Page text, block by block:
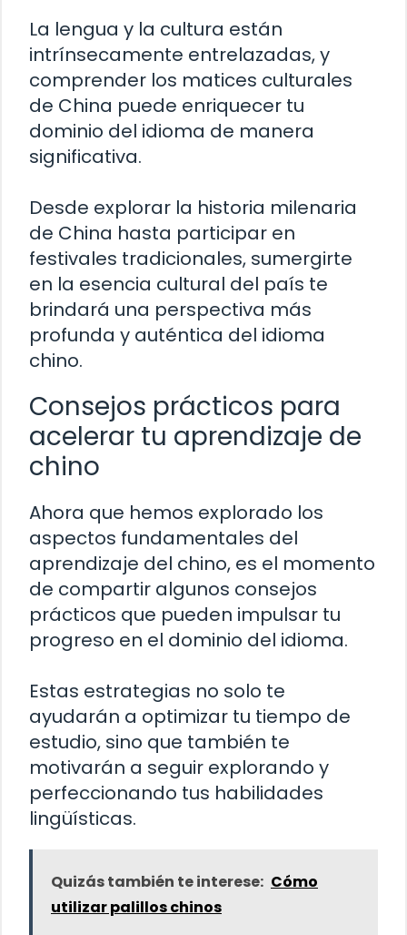
La lengua y la cultura están
intrínsecamente entrelazadas, y
comprender los matices culturales
de China puede enriquecer tu
dominio del idioma de manera
significativa.
Desde explorar la historia milenaria
de China hasta participar en
festivales tradicionales, sumergirte
en la esencia cultural del país te
brindará una perspectiva más
profunda y auténtica del idioma
chino.
Consejos prácticos para
acelerar tu aprendizaje de
chino
Ahora que hemos explorado los
aspectos fundamentales del
aprendizaje del chino, es el momento
de compartir algunos consejos
prácticos que pueden impulsar tu
progreso en el dominio del idioma.
Estas estrategias no solo te
ayudarán a optimizar tu tiempo de
estudio, sino que también te
motivarán a seguir explorando y
perfeccionando tus habilidades
lingüísticas.
Quizás también te interese: Cómo
utilizar palillos chinos